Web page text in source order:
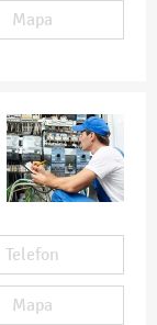
Mapa
Telefon
Mapa